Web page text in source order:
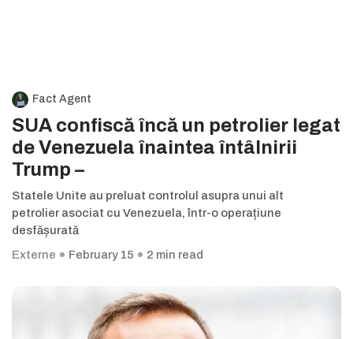
Fact Agent
SUA confiscă încă un petrolier legat
de Venezuela înaintea întâlnirii
Trump –
Statele Unite au preluat controlul asupra unui alt
petrolier asociat cu Venezuela, într-o operațiune
desfășurată
Externe
February 15 2 min read